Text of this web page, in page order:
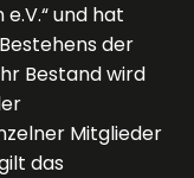
und hat
der
Bestand wird
Mitglieder
das